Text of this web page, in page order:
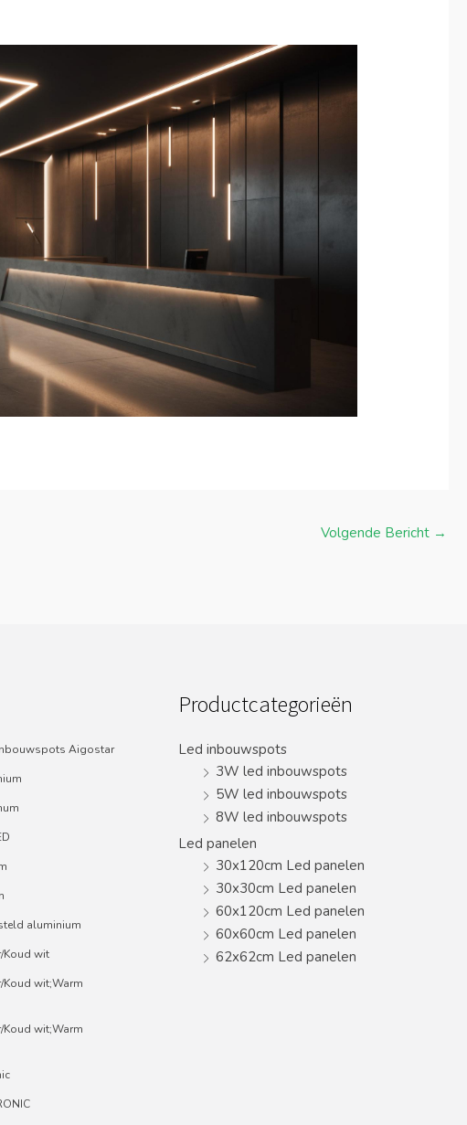
Volgende Bericht →
Aigostar
aluminium
Koud wit
wit;Warm
wit;Warm
Productcategorieën
Led inbouwspots
3W led inbouwspots
5W led inbouwspots
8W led inbouwspots
Led panelen
30x120cm Led panelen
30x30cm Led panelen
60x120cm Led panelen
60x60cm Led panelen
62x62cm Led panelen